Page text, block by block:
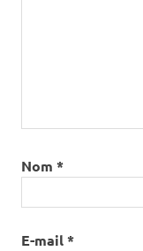
Nom *
E-mail*